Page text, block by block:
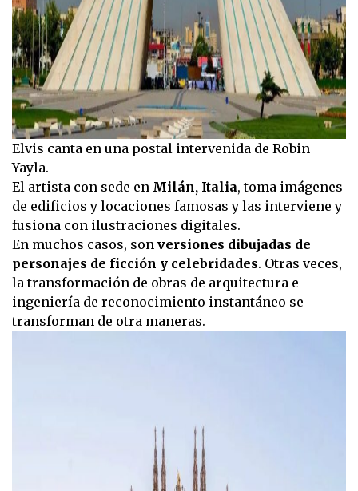
Elvis canta en una postal intervenida de Robin
Yayla.
El artista con sede en Milán, Italia, toma imágenes
de edificios y locaciones famosas y las interviene y
fusiona con ilustraciones digitales.
En muchos casos, son versiones dibujadas de
personajes de ficción y celebridades. Otras veces,
la transformación de obras de arquitectura e
ingeniería de reconocimiento instantáneo se
transforman de otra maneras.